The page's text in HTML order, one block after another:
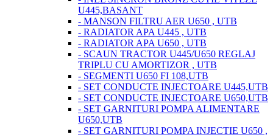
U445,BASANT
- MANSON FILTRU AER U650 , UTB
- RADIATOR APA U445 , UTB
- RADIATOR APA U650 , UTB
- SCAUN TRACTOR U445/U650 REGLAJ
TRIPLU CU AMORTIZOR , UTB
- SEGMENTI U650 FI 108,UTB
- SET CONDUCTE INJECTOARE U445,UTB
- SET CONDUCTE INJECTOARE U650,UTB
- SET GARNITURI POMPA ALIMENTARE
U650,UTB
- SET GARNITURI POMPA INJECTIE U650 ,